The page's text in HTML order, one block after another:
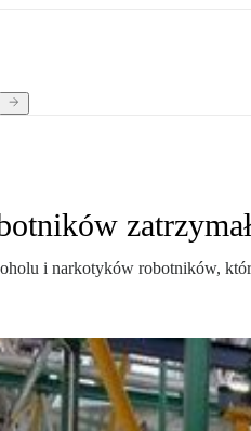
i narkotyków robotników,